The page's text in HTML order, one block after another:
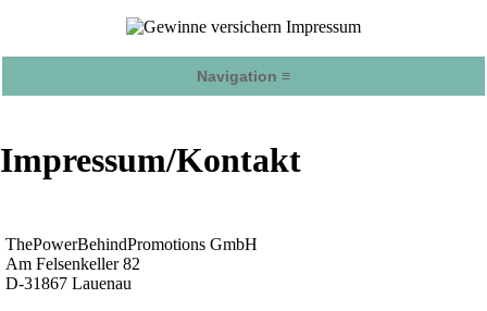
Navigation ≡
Impressum/Kontakt
ThePowerBehindPromotions GmbH
Am Felsenkeller 82
D-31867 Lauenau